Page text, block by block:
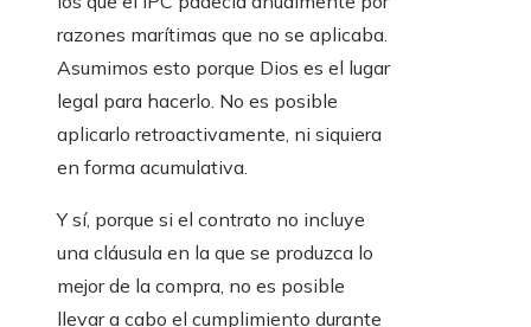
razones marítimas que no se aplicaba.
Asumimos esto porque Dios es el lugar
legal para hacerlo. No es posible
aplicarlo retroactivamente, ni siquiera
en forma acumulativa.
Y sí, porque si el contrato no incluye
una cláusula en la que se produzca lo
mejor de la compra, no es posible
llevar a cabo el cumplimiento durante